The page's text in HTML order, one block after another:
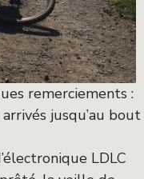
remerciements :
jusqu’au bout
LDLC